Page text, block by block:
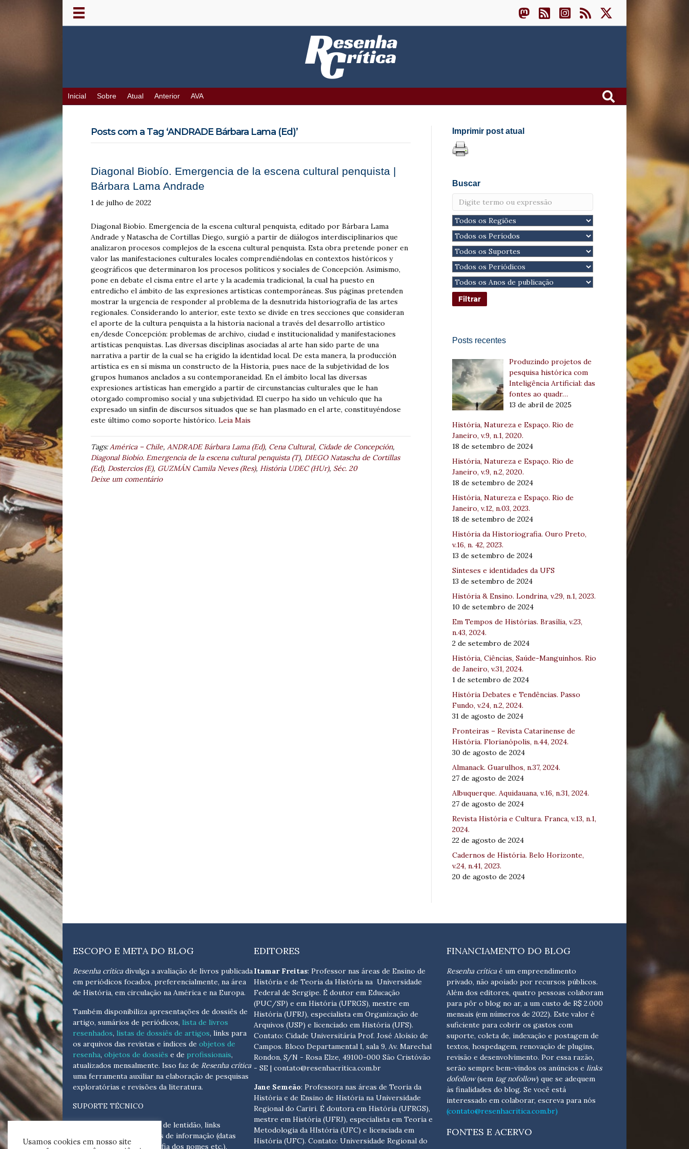
Inicial Sobre Atual Anterior AVA
Posts com a Tag ‘ANDRADE Bárbara Lama (Ed)’
Diagonal Biobío. Emergencia de la escena cultural penquista |
Bárbara Lama Andrade
1 de julho de 2022
Diagonal Biobío. Emergencia de la escena cultural penquista, editado por Bárbara Lama
Andrade y Natascha de Cortillas Diego, surgió a partir de diálogos interdisciplinarios que
analizaron procesos complejos de la escena cultural penquista. Esta obra pretende poner en
valor las manifestaciones culturales locales comprendiéndolas en contextos históricos y
geográficos que determinaron los procesos políticos y sociales de Concepción. Asimismo,
pone en debate el cisma entre el arte y la academia tradicional, la cual ha puesto en
entredicho el ámbito de las expresiones artísticas contemporáneas. Sus páginas pretenden
mostrar la urgencia de responder al problema de la desnutrida historiografía de las artes
regionales. Considerando lo anterior, este texto se divide en tres secciones que consideran
el aporte de la cultura penquista a la historia nacional a través del desarrollo artístico
en/desde Concepción: problemas de archivo, ciudad e institucionalidad y manifestaciones
artísticas penquistas. Las diversas disciplinas asociadas al arte han sido parte de una
narrativa a partir de la cual se ha erigido la identidad local. De esta manera, la producción
artística es en sí misma un constructo de la Historia, pues nace de la subjetividad de los
grupos humanos anclados a su contemporaneidad. En el ámbito local las diversas
expresiones artísticas han emergido a partir de circunstancias culturales que le han
otorgado compromiso social y una subjetividad. El cuerpo ha sido un vehículo que ha
expresado un sinfín de discursos situados que se han plasmado en el arte, constituyéndose
este último como soporte histórico. Leia Mais
Tags:América – Chile, ANDRADE Bárbara Lama (Ed), Cena Cultural, Cidade de Concepción,
Diagonal Biobío. Emergencia de la escena cultural penquista (T), DIEGO Natascha de Cortillas
(Ed), Dostercios (E), GUZMÁN Camila Neves (Res), História UDEC (HUr), Séc. 20
Deixe um comentário
Imprimir post atual
Buscar
Posts recentes
Produzindo projetos de
pesquisa histórica com
Inteligência Artificial: das
fontes ao quadr…
13 de abril de 2025
História, Natureza e Espaço. Rio de
Janeiro, v.9, n.1, 2020.
18 de setembro de 2024
História, Natureza e Espaço. Rio de
Janeiro, v.9, n.2, 2020.
18 de setembro de 2024
História, Natureza e Espaço. Rio de
Janeiro, v.12, n.03, 2023.
18 de setembro de 2024
História da Historiografia. Ouro Preto,
v.16, n. 42, 2023.
13 de setembro de 2024
Sínteses e identidades da UFS
13 de setembro de 2024
História & Ensino. Londrina, v.29, n.1, 2023.
10 de setembro de 2024
Em Tempos de Histórias. Brasília, v.23,
n.43, 2024.
2 de setembro de 2024
História, Ciências, Saúde-Manguinhos. Rio
de Janeiro, v.31, 2024.
1 de setembro de 2024
História Debates e Tendências. Passo
Fundo, v.24, n.2, 2024.
31 de agosto de 2024
Fronteiras – Revista Catarinense de
História. Florianópolis, n.44, 2024.
30 de agosto de 2024
Almanack. Guarulhos, n.37, 2024.
27 de agosto de 2024
Albuquerque. Aquidauana, v.16, n.31, 2024.
27 de agosto de 2024
Revista História e Cultura. Franca, v.13, n.1,
2024.
22 de agosto de 2024
Cadernos de História. Belo Horizonte,
v.24, n.41, 2023.
20 de agosto de 2024
ESCOPO E META DO BLOG
Resenha críticadivulga a avaliação de livros publicada
em periódicos focados, preferencialmente, na área
de História, em circulação na América e na Europa.
Também disponibiliza apresentações de dossiês de
artigo, sumários de periódicos, lista de livros
resenhados, listas de dossiês de artigos, links para
os arquivos das revistas e índices de objetos de
resenha, objetos de dossiês e de profissionais,
atualizados mensalmente. Isso faz de Resenha crítica
uma ferramenta auxiliar na elaboração de pesquisas
exploratórias e revisões da literatura.
SUPORTE TÉCNICO
Para eventuais problemas de lentidão, links
quebrados, senhas e erros de informação (datas
tópicas, cronológicas, grafia dos nomes etc.),
EDITORES
Itamar Freitas: Professor nas áreas de Ensino de
História e de Teoria da História na Universidade
Federal de Sergipe. É doutor em Educação
(PUC/SP) e em História (UFRGS), mestre em
História (UFRJ), especialista em Organização de
Arquivos (USP) e licenciado em História (UFS).
Contato:Cidade Universitária Prof. José Aloísio de
Campos. Bloco Departamental I, sala 9, Av. Marechal
Rondon, S/N - Rosa Elze, 49100-000 São Cristóvão
- SE| contato@resenhacritica.com.br
Jane Semeão: Professora nas áreas de Teoria da
História e de Ensino de História na Universidade
Regional do Cariri. É doutora em História (UFRGS),
mestre em História (UFRJ), especialista em Teoria e
Metodologia da HIstória (UFC) e licenciada em
História (UFC). Contato:Universidade Regional do
FINANCIAMENTO DO BLOG
Resenha críticaé um empreendimento
privado, não apoiado por recursos públicos.
Além dos editores, quatro pessoas colaboram
para pôr o blog no ar, a um custo de R$ 2.000
mensais (em números de 2022). Este valor é
suficiente para cobrir os gastos com
suporte, coleta de, indexação e postagem de
textos, hospedagem, renovação de plugins,
revisão e desenvolvimento. Por essa razão,
serão sempre bem-vindos os anúncios e links
dofollow(sem tag nofollow) que se adequem
às finalidades do blog. Se você está
interessado em colaborar, escreva para nós
(contato@resenhacritica.com.br)
FONTES E ACERVO
Usamos cookies em nosso site